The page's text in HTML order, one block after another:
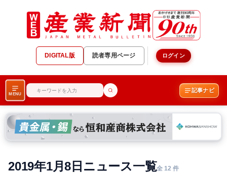
DIGITAL版 読者専用ページ ログイン
MENU
記事ナビ
2019年1月8日ニュース一覧全 12 件